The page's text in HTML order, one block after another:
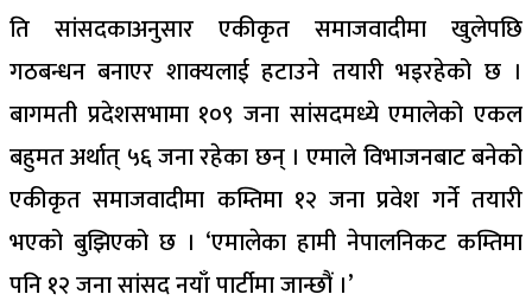
ति सांसदकाअनुसार एकीकृत समाजवादीमा खुलेपछि
गठबन्धन बनाएर शाक्यलाई हटाउने तयारी भइरहेको छ ।
बागमती प्रदेशसभामा १०९ जना सांसदमध्ये एमालेको एकल
बहुमत अर्थात् ५६ जना रहेका छन् । एमाले विभाजनबाट बनेको
एकीकृत समाजवादीमा कम्तिमा १२ जना प्रवेश गर्ने तयारी
भएको बुझिएको छ । ‘एमालेका हामी नेपालनिकट कम्तिमा
पनि १२ जना सांसद नयाँ पार्टीमा जान्छौं ।’